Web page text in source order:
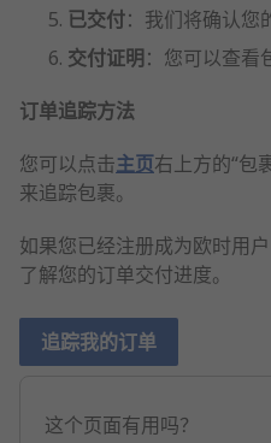
已交付：我们将确认您
交付证明 ：您可以查看
订单追踪方法
您可以点击主页右上方的“包
来追踪包裹。
如果您已经注册成为欧时用
了解您的订单交付进度。
追踪我的订单
这个页面有用吗？